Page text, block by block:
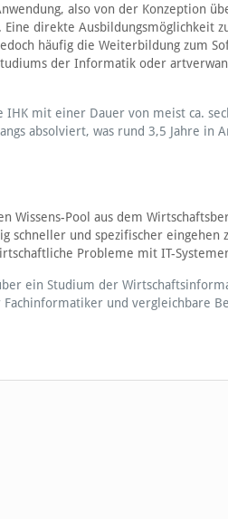
also von der Konzeption
direkte Ausbildungsmöglichkeit
häufig die Weiterbildung zum
der Informatik oder
mit einer Dauer von meist ca.
absolviert, was rund 3,5 Jahre in
Pool aus dem
schneller und spezifischer eingehen
Probleme mit IT-
ein Studium der
und vergleichbare